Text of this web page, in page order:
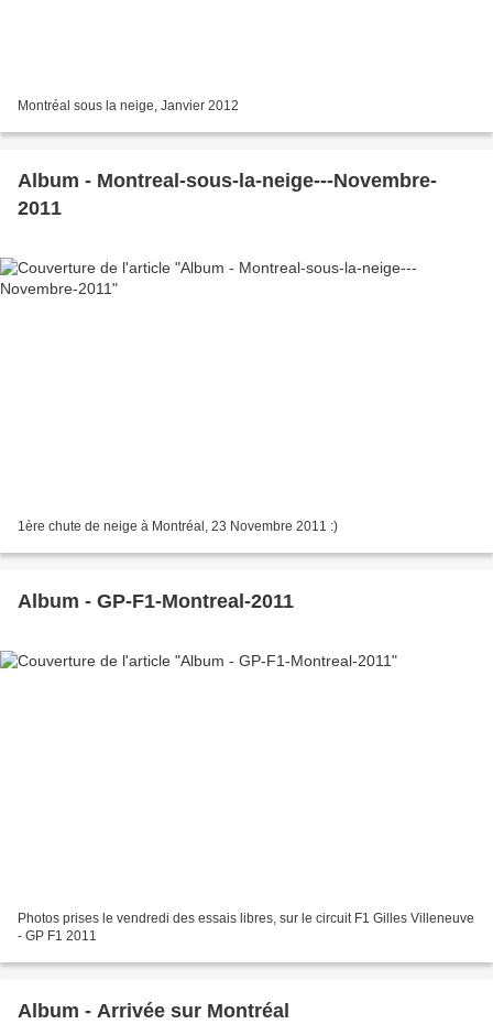
Montréal sous la neige, Janvier 2012
Album - Montreal-sous-la-neige---Novembre-
2011
1ère chute de neige à Montréal, 23 Novembre 2011 :)
Album - GP-F1-Montreal-2011
Photos prises le vendredi des essais libres, sur le circuit F1 Gilles Villeneuve
- GP F1 2011
Album - Arrivée sur Montréal